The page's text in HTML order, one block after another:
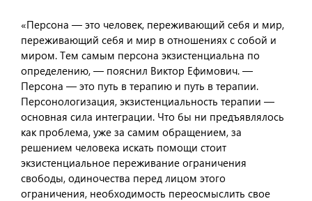
«Персона — это человек, переживающий себя и мир,
переживающий себя и мир в отношениях с собой и
миром. Тем самым персона экзистенциальна по
определению, — пояснил Виктор Ефимович. —
Персона — это путь в терапию и путь в терапии.
Персонологизация, экзистенциальность терапии —
основная сила интеграции. Что бы ни предъявлялось
как проблема, уже за самим обращением, за
решением человека искать помощи стоит
экзистенциальное переживание ограничения
свободы, одиночества перед лицом этого
ограничения, необходимость переосмыслить свое